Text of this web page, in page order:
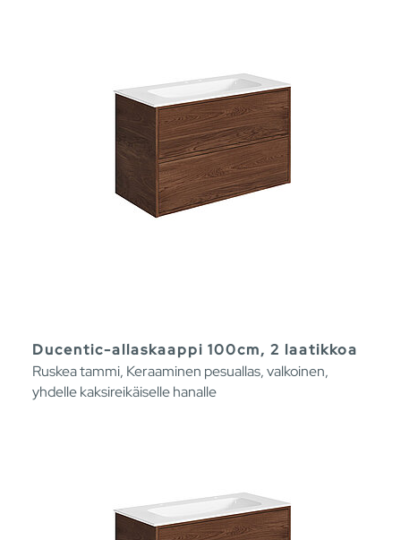
Ducentic-allaskaappi 100cm, 2 laatikkoa
Ruskea tammi, Keraaminen pesuallas, valkoinen,
yhdelle kaksireikäiselle hanalle